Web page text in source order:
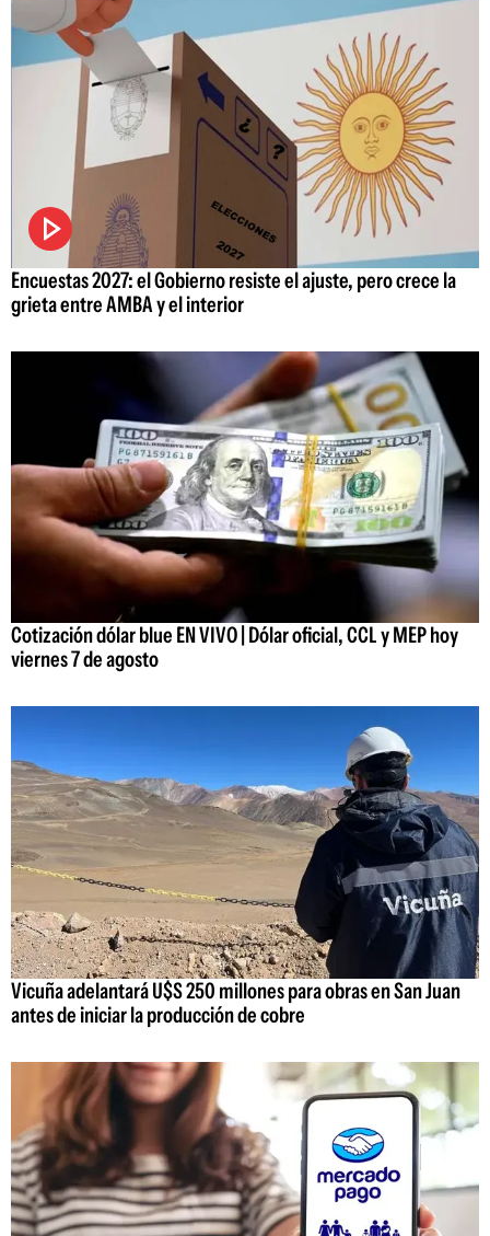
Encuestas 2027: el Gobierno resiste el ajuste, pero crece la
grieta entre AMBA y el interior
Cotización dólar blue EN VIVO | Dólar oficial, CCL y MEP hoy
viernes 7 de agosto
Vicuña adelantará U$S 250 millones para obras en San Juan
antes de iniciar la producción de cobre